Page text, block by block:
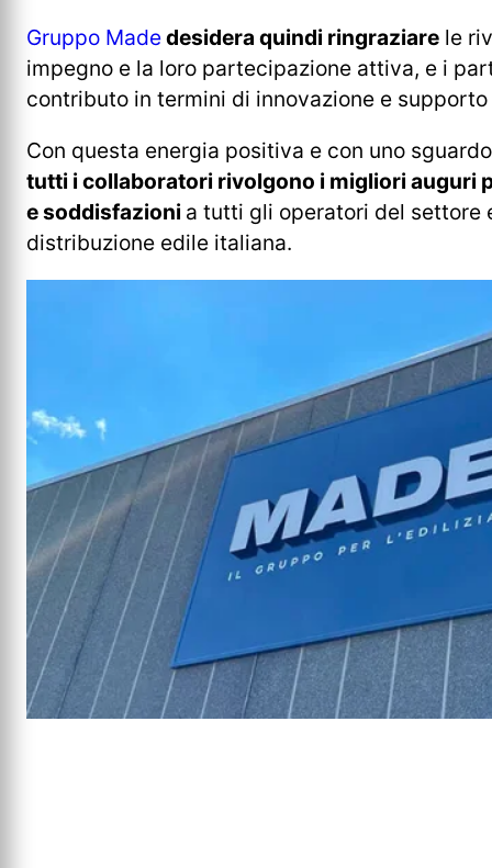
Gruppo Madedesidera quindi ringraziare le
impegno e la loro partecipazione attiva, e i
contributo in termini di innovazione e
Con questa energia positiva e con uno
tutti i collaboratori rivolgono i migliori auguri
e soddisfazioni a tutti gli operatori del settore
distribuzione edile italiana.